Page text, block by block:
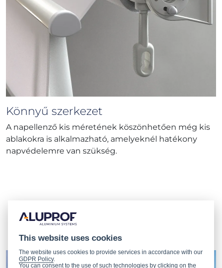
Könnyű szerkezet
A napellenző kis méretének köszönhetően még kis
ablakokra is alkalmazható, amelyeknél hatékony
napvédelemre van szükség.
Projektjeink
This website uses cookies
The website uses cookies to provide services in accordance with our
GDPR Policy.
You can consent to the use of such technologies by clicking on the